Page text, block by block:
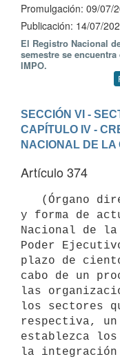
Promulgación: 09/07/
Publicación: 14/07/
El Registro Nacional
semestre se
IMPO.
SECCIÓN VI -
CAPÍTULO IV -
NACIONAL DE LA
Artículo 374
y forma de
Nacional de
Poder
plazo de
cabo de un
las
los sectores
respectiva,
establezca
la integración